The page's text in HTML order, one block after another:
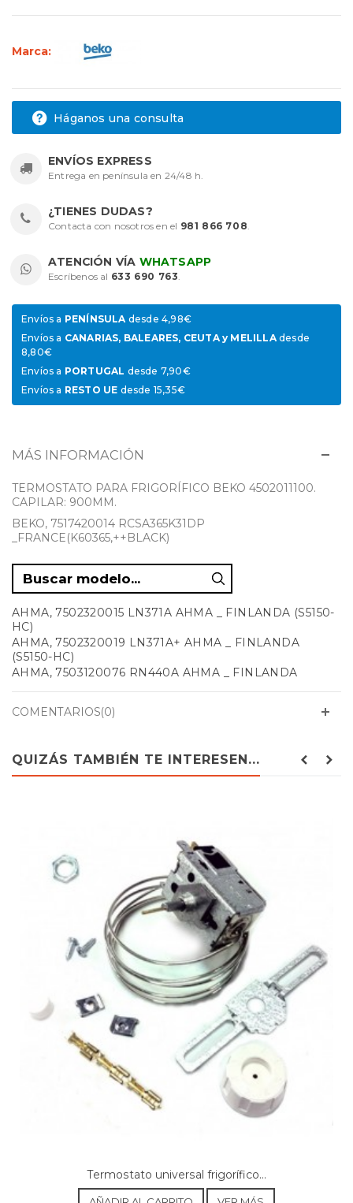
Marca:
Háganos una consulta
ENVÍOS EXPRESS
Entrega en península en 24/48 h.
¿TIENES DUDAS?
Contacta con nosotros en el 981 866 708.
ATENCIÓN VÍA WHATSAPP
Escríbenos al 633 690 763.
Envíos a PENÍNSULAdesde 4,98€
Envíos a CANARIAS, BALEARES, CEUTA y MELILLAdesde
8,80€
Envíos a PORTUGAL desde 7,90€
Envíos a RESTO UE desde 15,35€
MÁS INFORMACIÓN
TERMOSTATO PARA FRIGORÍFICO BEKO 4502011100.
CAPILAR: 900MM.
BEKO, 7517420014 RCSA365K31DP
_FRANCE(K60365,++BLACK)
AHMA, 7502320015 LN371A AHMA _ FINLANDA (S5150-
HC)
AHMA, 7502320019 LN371A+ AHMA _ FINLANDA
(S5150-HC)
AHMA, 7503120076 RN440A AHMA _ FINLANDA
(K5270-HC)
AHMA, 7508520049 CN565A AHMA _ FINLANDA
(K6330-HC)
AHMA, 7512720013 CN450A+ AHMA _ FINLANDA
(K5225-HC)
AHMA, CN450A PLUS
AHMA, CN510A PLUS
AHMA, CN565A PLUS
AHMA, D5240-HC
AHMA, K5225-HC
AHMA, K5270-HC
AHMA, K6330-HC
AHMA, LN371A PLUS
AHMA, S5150-HC
AKAI, ARF186/340
AKAI, ARF186/340S
AKAI, K5270-HC
AKAI, K6330-HC
ALIEN, 7500420017 BA-668 ALIEN _ HUNGARY
ALIEN, 7500420022 BA-3_20C ALIEN _ HUNGARY
ALIEN, 7503020009 BA-2_40 ALIEN _ HUNGARY
COMENTARIOS(0)
QUIZÁS TAMBIÉN TE INTERESEN...
Termostato universal frigorífico...